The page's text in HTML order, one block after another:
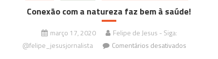
Conexão com a natureza faz bem à saúde!
março 17, 2020
Felipe de Jesus - Siga:
@felipe_jesusjornalista
Comentários desativadosem